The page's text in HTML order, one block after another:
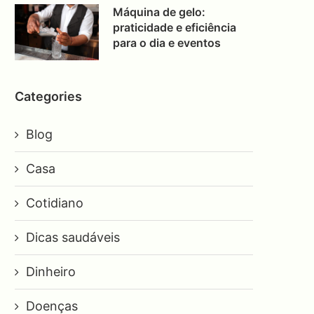
Máquina de gelo:
praticidade e eficiência
para o dia e eventos
Categories
Blog
Casa
Cotidiano
Dicas saudáveis
Dinheiro
Doenças